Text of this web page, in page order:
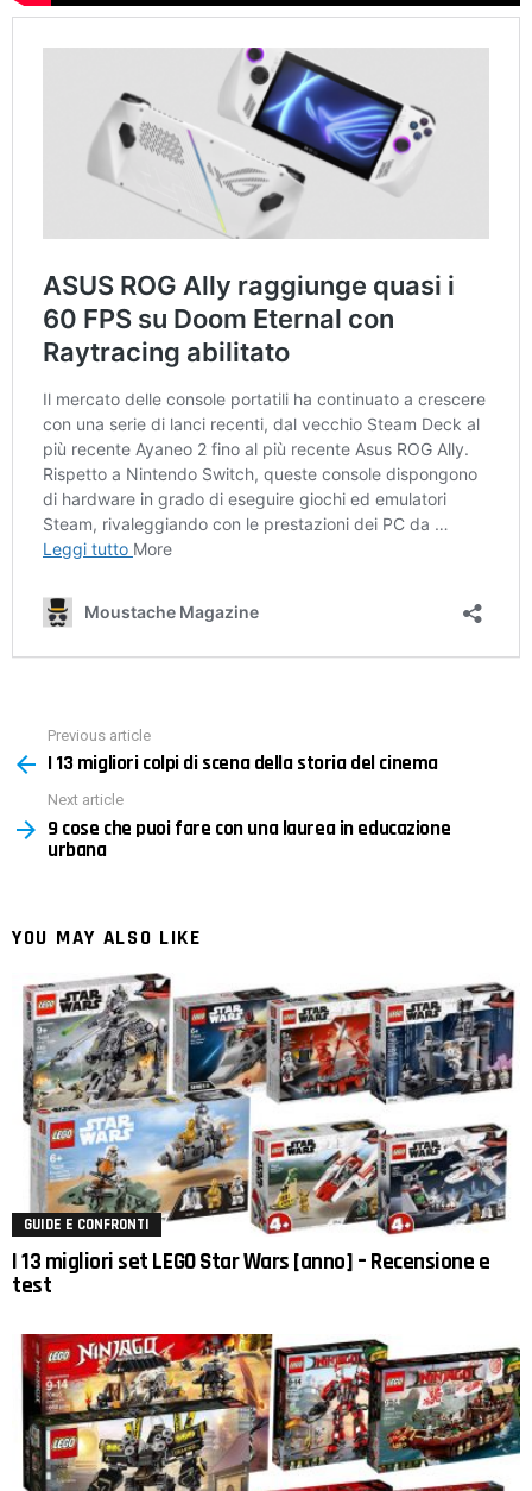
more
Previous article
I 13 migliori colpi di scena della storia del cinema
Next article
9 cose che puoi fare con una laurea in educazione
urbana
YOU MAY ALSO LIKE
GUIDE E CONFRONTI
I 13 migliori set LEGO Star Wars [anno] – Recensione e
test